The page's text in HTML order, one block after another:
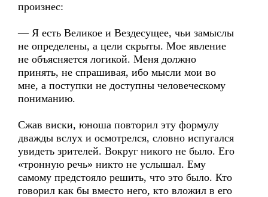
произнес:
— Я есть Великое и Вездесущее, чьи замыслы
не определены, а цели скрыты. Мое явление
не объясняется логикой. Меня должно
принять, не спрашивая, ибо мысли мои во
мне, а поступки не доступны человеческому
пониманию.
Сжав виски, юноша повторил эту формулу
дважды вслух и осмотрелся, словно испугался
увидеть зрителей. Вокруг никого не было. Его
«тронную речь» никто не услышал. Ему
самому предстояло решить, что это было. Кто
говорил как бы вместо него, кто вложил в его